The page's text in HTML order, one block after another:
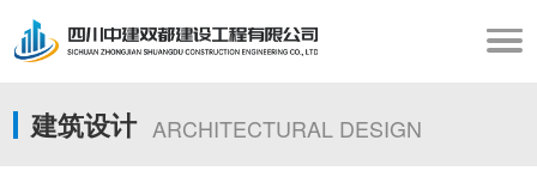
建筑设计 ARCHITECTURAL DESIGN